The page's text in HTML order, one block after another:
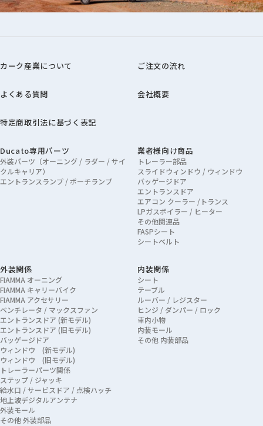
カーク産業について ご注文の流れ
よくある質問 会社概要
特定商取引法に基づく表記
Ducato専用パーツ
外装パーツ（オーニング / ラダー / サイ
クルキャリア）
エントランスランプ / ポーチランプ
業者様向け商品
トレーラー部品
スライドウィンドウ / ウィンドウ
バッゲージドア
エントランスドア
エアコン クーラー /トランス
LPガスボイラー / ヒーター
その他関連品
FASPシート
シートベルト
外装関係
FIAMMA オーニング
FIAMMA キャリーバイク
FIAMMA アクセサリー
ベンチレータ / マックスファン
エントランスドア (新モデル)
エントランスドア (旧モデル)
バッゲージドア
ウィンドウ (新モデル)
ウィンドウ (旧モデル)
トレーラーパーツ関係
ステップ / ジャッキ
給水口 / サービスドア / 点検ハッチ
地上波デジタルアンテナ
外装モール
その他 外装部品
内装関係
シート
テーブル
ルーバー / レジスター
ヒンジ / ダンパー / ロック
車内小物
内装モール
その他 内装部品